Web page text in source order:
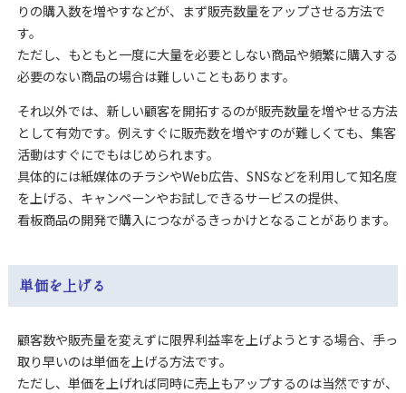
りの購入数を増やすなどが、まず販売数量をアップさせる方法で
す。
ただし、もともと一度に大量を必要としない商品や頻繁に購入する
必要のない商品の場合は難しいこともあります。
それ以外では、新しい顧客を開拓するのが販売数量を増やせる方法
として有効です。例えすぐに販売数を増やすのが難しくても、集客
活動はすぐにでもはじめられます。
具体的には紙媒体のチラシやWeb広告、SNSなどを利用して知名度
を上げる、キャンペーンやお試しできるサービスの提供、
看板商品の開発で購入につながるきっかけとなることがあります。
単価を上げる
顧客数や販売量を変えずに限界利益率を上げようとする場合、手っ
取り早いのは単価を上げる方法です。
ただし、単価を上げれば同時に売上もアップするのは当然ですが、